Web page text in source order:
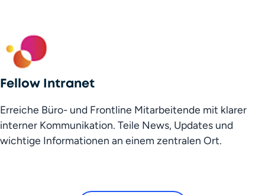
Fellow Intranet
Erreiche Büro- und Frontline Mitarbeitende mit klarer
interner Kommunikation. Teile News, Updates und
wichtige Informationen an einem zentralen Ort.